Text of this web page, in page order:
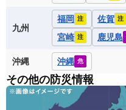
九州
福岡 注 佐賀 注
宮崎 注 鹿児島
沖縄 沖縄 危
その他の防災情報